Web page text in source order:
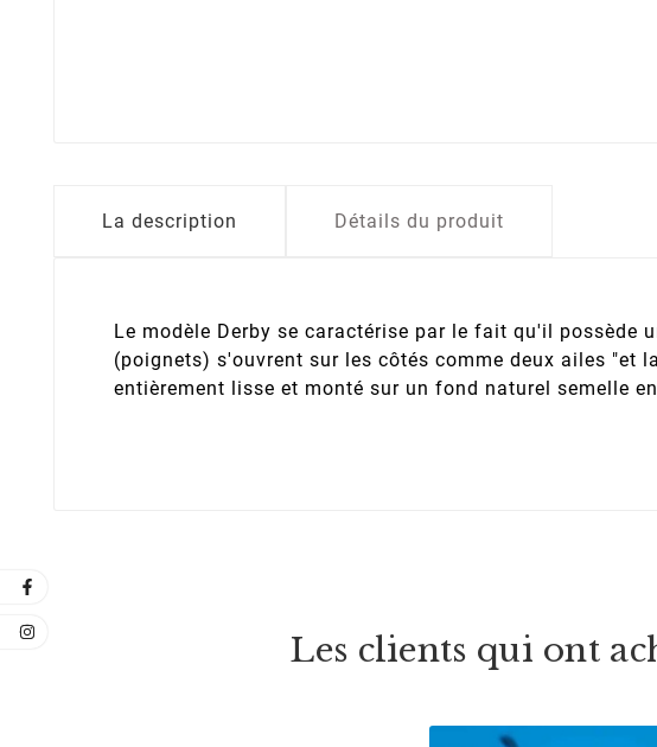
La description Détails du produit
Le modèle Derby se caractérise par le fait qu'il possède
(poignets) s'ouvrent sur les côtés comme deux ailes "et
entièrement lisse et monté sur un fond naturel semelle
Les clients qui ont